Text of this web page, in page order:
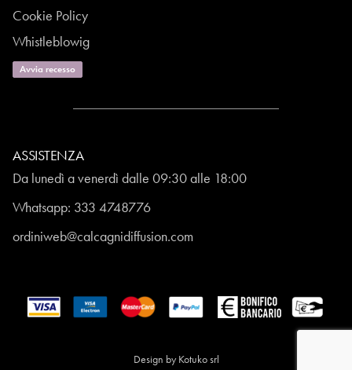
Cookie Policy
Whistleblowig
Avvia recesso
ASSISTENZA
Da lunedì a venerdì dalle 09:30 alle 18:00
Whatsapp: 333 4748776
ordiniweb@calcagnidiffusion.com
Design by Kotuko srl